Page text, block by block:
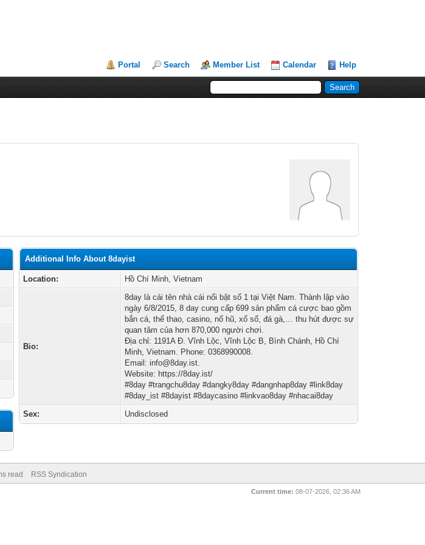
Portal Search Member List Calendar Help
Additional Info About 8dayist
Location: Hồ Chí Minh, Vietnam
Bio:
8day là cái tên nhà cái nổi bật số 1 tại Việt Nam. Thành lập vào
ngày 6/8/2015, 8 day cung cấp 699 sản phẩm cá cược bao gồm
bắn cá, thể thao, casino, nổ hũ, xổ số, đá gà,… thu hút được sự
quan tâm của hơn 870,000 người chơi.
Địa chỉ: 1191A Đ. Vĩnh Lộc, Vĩnh Lộc B, Bình Chánh, Hồ Chí
Minh, Vietnam. Phone: 0368990008.
Email: info@8day.ist.
Website: https://8day.ist/
#8day #trangchu8day #dangky8day #dangnhap8day #link8day
#8day_ist #8dayist #8daycasino #linkvao8day #nhacai8day
Sex:
Undisclosed
read RSS Syndication
Current time: 08-07-2026, 02:36 AM